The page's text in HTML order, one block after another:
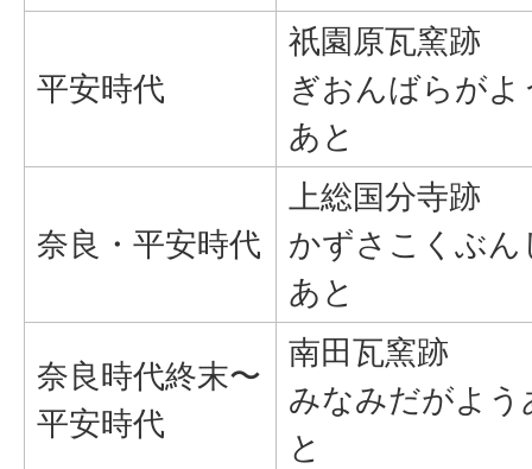
平安時代
祇園原瓦窯跡
ぎおんばらがよ
あと
奈良・平安時代
上総国分寺跡
かずさこくぶん
あと
奈良時代終末〜
平安時代
南田瓦窯跡
みなみだがよう
と